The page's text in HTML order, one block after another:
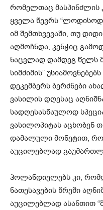
რომელთაც მასპინძლის
ყველა წევრს
იმ შემთხვევაში, თუ
აღმოჩნდა, კენჭიც
ნაცვლად დამდეგ წელს
სიმძიმის”
დეკემბერს ბერძნები
ვასილის დღესაც
სადღესასწაულოდ
ვასილოპიტას აცხობენ
დამალული მონეტით,
აუცილებლად
ჰოლანდიელებს კი,
ნათესავების წრეში
აუცილებლად ასანთით